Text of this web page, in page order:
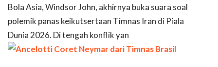
Bola Asia, Windsor John, akhirnya buka suara soal
polemik panas keikutsertaan Timnas Iran di Piala
Dunia 2026. Di tengah konflik yan